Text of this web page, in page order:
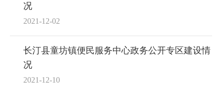
2021-12-02
况
2021-12-10
长汀县童坊镇便民服务中心政务公开专区建设情
况